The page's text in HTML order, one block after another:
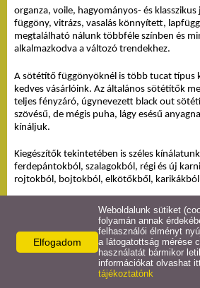
organza, voile, hagyományos- és
függöny, vitrázs, vasalás könnyített,
megtalálható nálunk többféle színben és
alkalmazkodva a változó trendekhez.
A sötétítő függönyöknél is több tucat típus
kedves vásárlóink. Az általános sötétítők
teljes fényzáró, úgynevezett black out
szövésű, de mégis puha, lágy esésű
kínáljuk.
Kiegészítők tekintetében is széles
ferdepántokból, szalagokból, régi és új
rojtokból, bojtokból, elkötőkből,
Fontos kiemelni, hogy nem csak a nálunk
dolgozunk! Az Ön által hozott anyagra is
rövid határidős méretre és fazonra varrást.
Mindemellett hasznos tippeket is adunk
függöny mosását, kezelését illetően. Ellátjuk
Elfogadom
Weboldalunk sütiket
folyamán annak
felhasználói élményt
a látogatottság mérése
használatát bármikor
információkat olvashat
tájékoztatónk